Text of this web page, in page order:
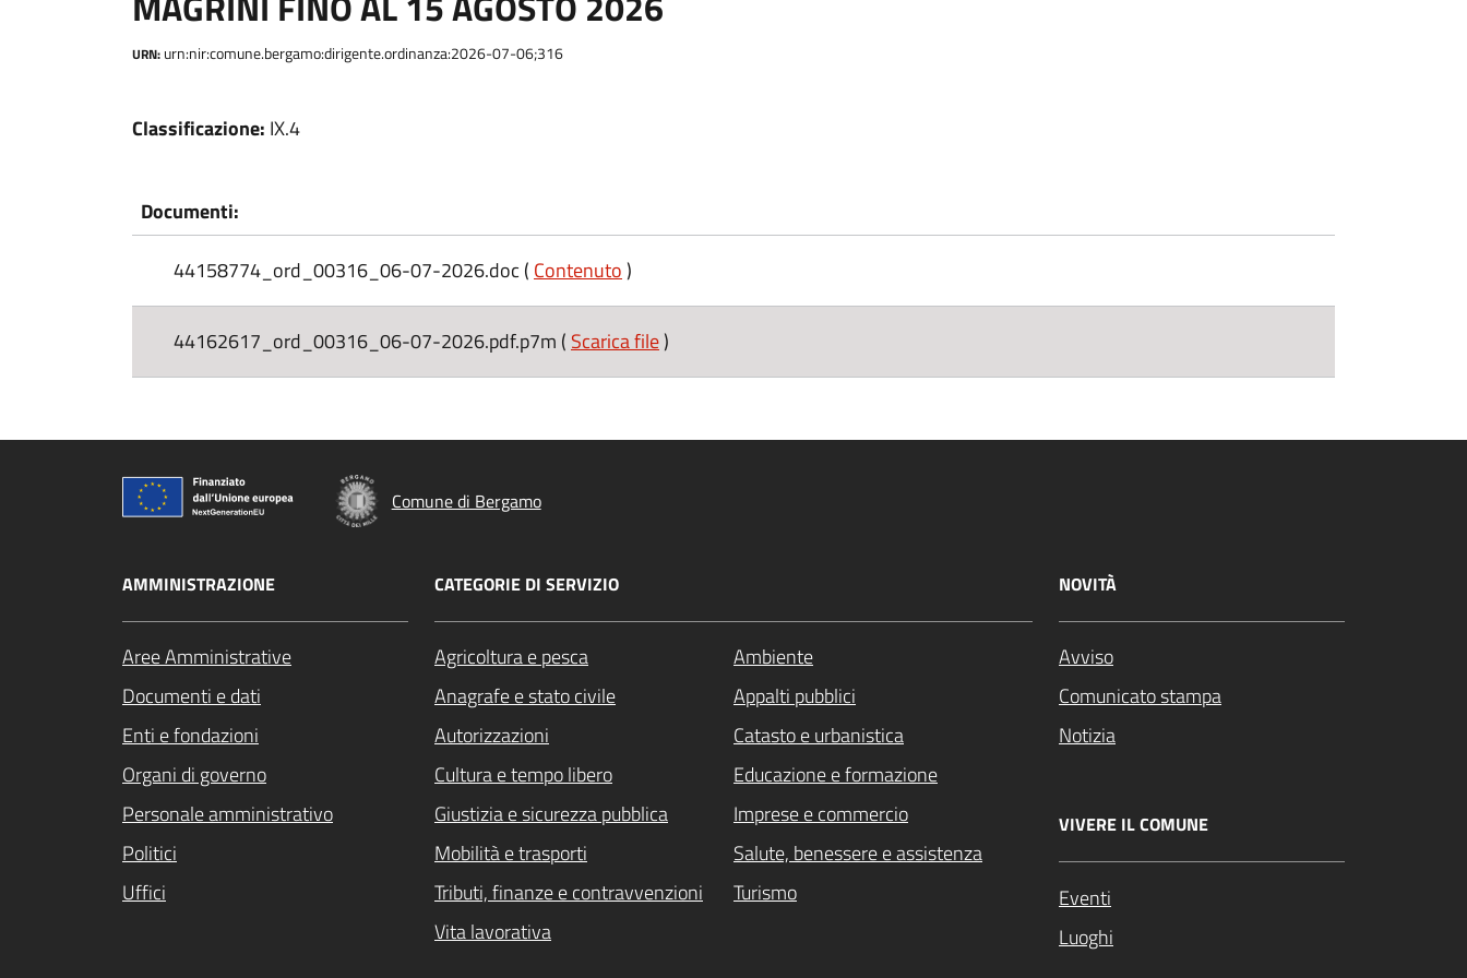
URN: urn:nir:comune.bergamo:dirigente.ordinanza:2026-07-06;316
Classificazione: IX.4
Documenti:
44158774_ord_00316_06-07-2026.doc ( Contenuto)
44162617_ord_00316_06-07-2026.pdf.p7m ( Scarica file)
Comune di Bergamo
AMMINISTRAZIONE
Aree Amministrative
Documenti e dati
Enti e fondazioni
Organi di governo
Personale amministrativo
Politici
Uffici
CATEGORIE DI SERVIZIO
Agricoltura e pesca
Ambiente
Anagrafe e stato civile
Appalti pubblici
Autorizzazioni
Catasto e urbanistica
Cultura e tempo libero
Educazione e formazione
Giustizia e sicurezza pubblica
Imprese e commercio
Mobilità e trasporti
Salute, benessere e assistenza
Tributi, finanze e contravvenzioni
Turismo
Vita lavorativa
NOVITÀ
Avviso
Comunicato stampa
Notizia
VIVERE IL COMUNE
Eventi
Luoghi